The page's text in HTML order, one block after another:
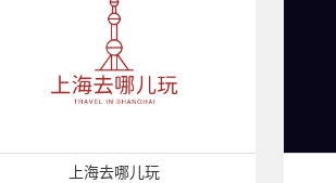
上海去哪儿玩